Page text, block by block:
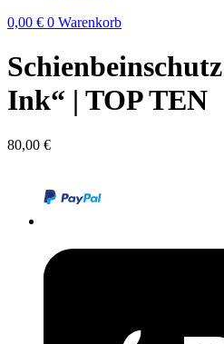
0,00 € 0 Warenkorb
Ink“ | TOP TEN
80,00 €